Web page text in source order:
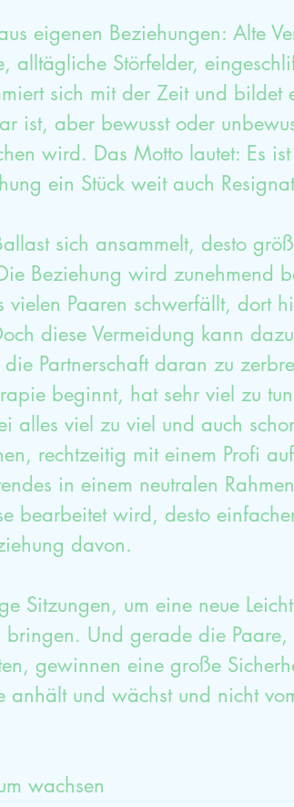
eigenen Beziehungen: Alte
alltägliche Störfelder,
sich mit der Zeit und bildet
ist, aber bewusst oder
wird. Das Motto lautet: Es
ein Stück weit auch
sich ansammelt, desto
Beziehung wird zunehmend
vielen Paaren schwerfällt, dort
diese Vermeidung kann
Partnerschaft daran zu
beginnt, hat sehr viel zu
alles viel zu viel und auch
rechtzeitig mit einem Profi
in einem neutralen
bearbeitet wird, desto
davon.
Sitzungen, um eine neue
bringen. Und gerade die
gewinnen eine große
anhält und wächst und nicht
wachsen